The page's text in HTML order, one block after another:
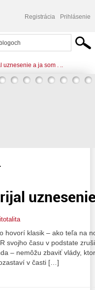
Registrácia Prihlásenie
uznesenie a ja som . ..
hovorí klasik – ako teľa na
svojho času v podstate
– nemôžu zbaviť vlády,
v časti […]